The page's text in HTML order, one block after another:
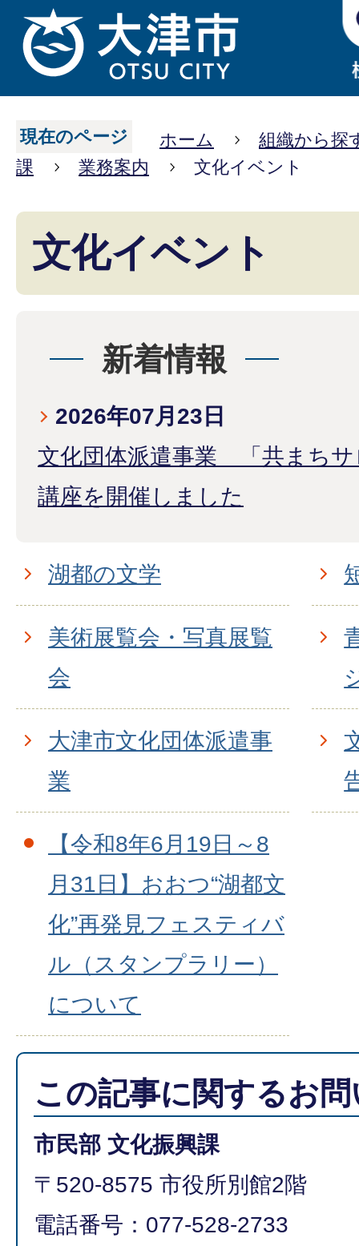
現在のページ ホーム
組織から探
課
業務案内 文化イベント
文化イベント
新着情報
2026年07月23日
文化団体派遣事業 「共まちサ
講座を開催しました
湖都の文学
美術展覧会・写真展覧
会
大津市文化団体派遣事
業
【令和8年6月19日～8
月31日】おおつ“湖都文
化”再発見フェスティバ
ル（スタンプラリー）
について
この記事に関するお
市民部 文化振興課
〒520-8575 市役所別館2階
電話番号：077-528-2733